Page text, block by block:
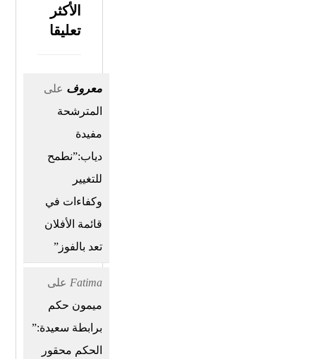
الأكثر
تعليقا
معروف على
المترشحة
مفيدة
دياب:”نطمح
للتغيير
وكفاءات في
قائمة الأفلان
تعد بالفوز”
Fatima على
ميمون حكم
برابطة سعيدة:”
الحكم محقور